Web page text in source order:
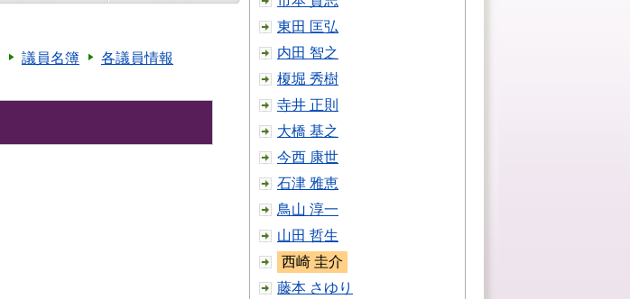
議員名簿
各議員情報
東田 匡弘
内田 智之
榎堀 秀樹
寺井 正則
大橋 基之
今西 康世
石津 雅恵
鳥山 淳一
山田 哲生
西崎 圭介
藤本 さゆり